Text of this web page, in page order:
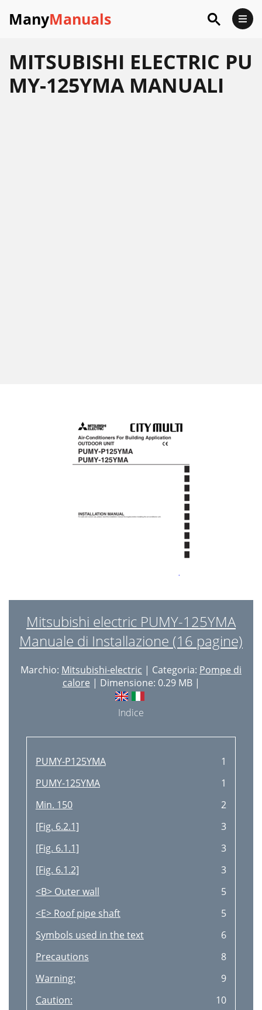
ManyManuals
MITSUBISHI ELECTRIC PU
MY-125YMA MANUALI
Mitsubishi electric PUMY-125YMA
Manuale di Installazione (16 pagine)
Marchio: Mitsubishi-electric | Categoria: Pompe di
calore | Dimensione: 0.29 MB |
Indice
PUMY-P125YMA
1
PUMY-125YMA
1
Min. 150
2
[Fig. 6.2.1]
3
[Fig. 6.1.1]
3
[Fig. 6.1.2]
3
<B> Outer wall
5
<E> Roof pipe shaft
5
Symbols used in the text
6
Precautions
8
Warning:
9
Caution:
10